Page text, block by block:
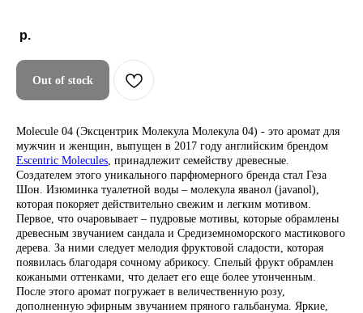
р.
Out of stock
Molecule 04 (Эксцентрик Молекула Молекула 04) - это аромат для
мужчин и женщин, выпущен в 2017 году английским брендом
Escentric Molecules, принадлежит семейству древесные.
Создателем этого уникального парфюмерного бренда стал Геза
Шон. Изюминка туалетной воды – молекула яванол (javanol),
которая покоряет действительно свежим и легким мотивом.
Первое, что очаровывает – пудровые мотивы, которые обрамлены
древесным звучанием сандала и Средиземноморского мастикового
дерева. За ними следует мелодия фруктовой сладости, которая
появилась благодаря сочному абрикосу. Спелый фрукт обрамлен
кожаными оттенками, что делает его еще более утонченным.
После этого аромат погружает в величественную розу,
дополненную эфирным звучанием пряного гальбанума. Яркие,